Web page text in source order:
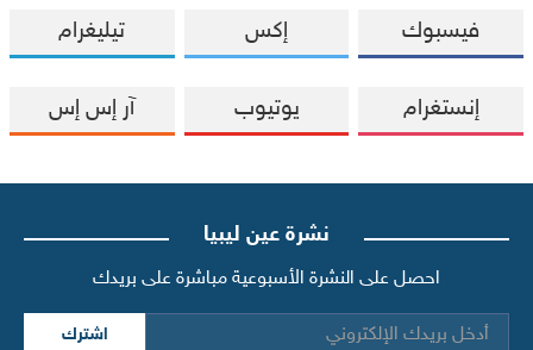
فيسبوك إكس تيليغرام
إنستغرام يوتيوب آر إس إس
نشرة عين ليبيا
احصل على النشرة الأسبوعية مباشرة على بريدك
اشترك